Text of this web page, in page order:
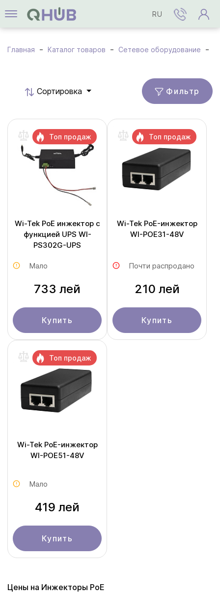
RU
Главная Каталог товаров Сетевое оборудование
Cортировка Фильтр
Wi-Tek PoE инжектор с
функцией UPS WI-
PS302G-UPS
Мало
733 лей
Купить
Топ продаж
Wi-Tek PoE-инжектор
WI-POE31-48V
Почти распродано
210 лей
Купить
Топ продаж
Wi-Tek PoE-инжектор
WI-POE51-48V
Мало
419 лей
Купить
Топ продаж
Цены на Инжекторы PoE